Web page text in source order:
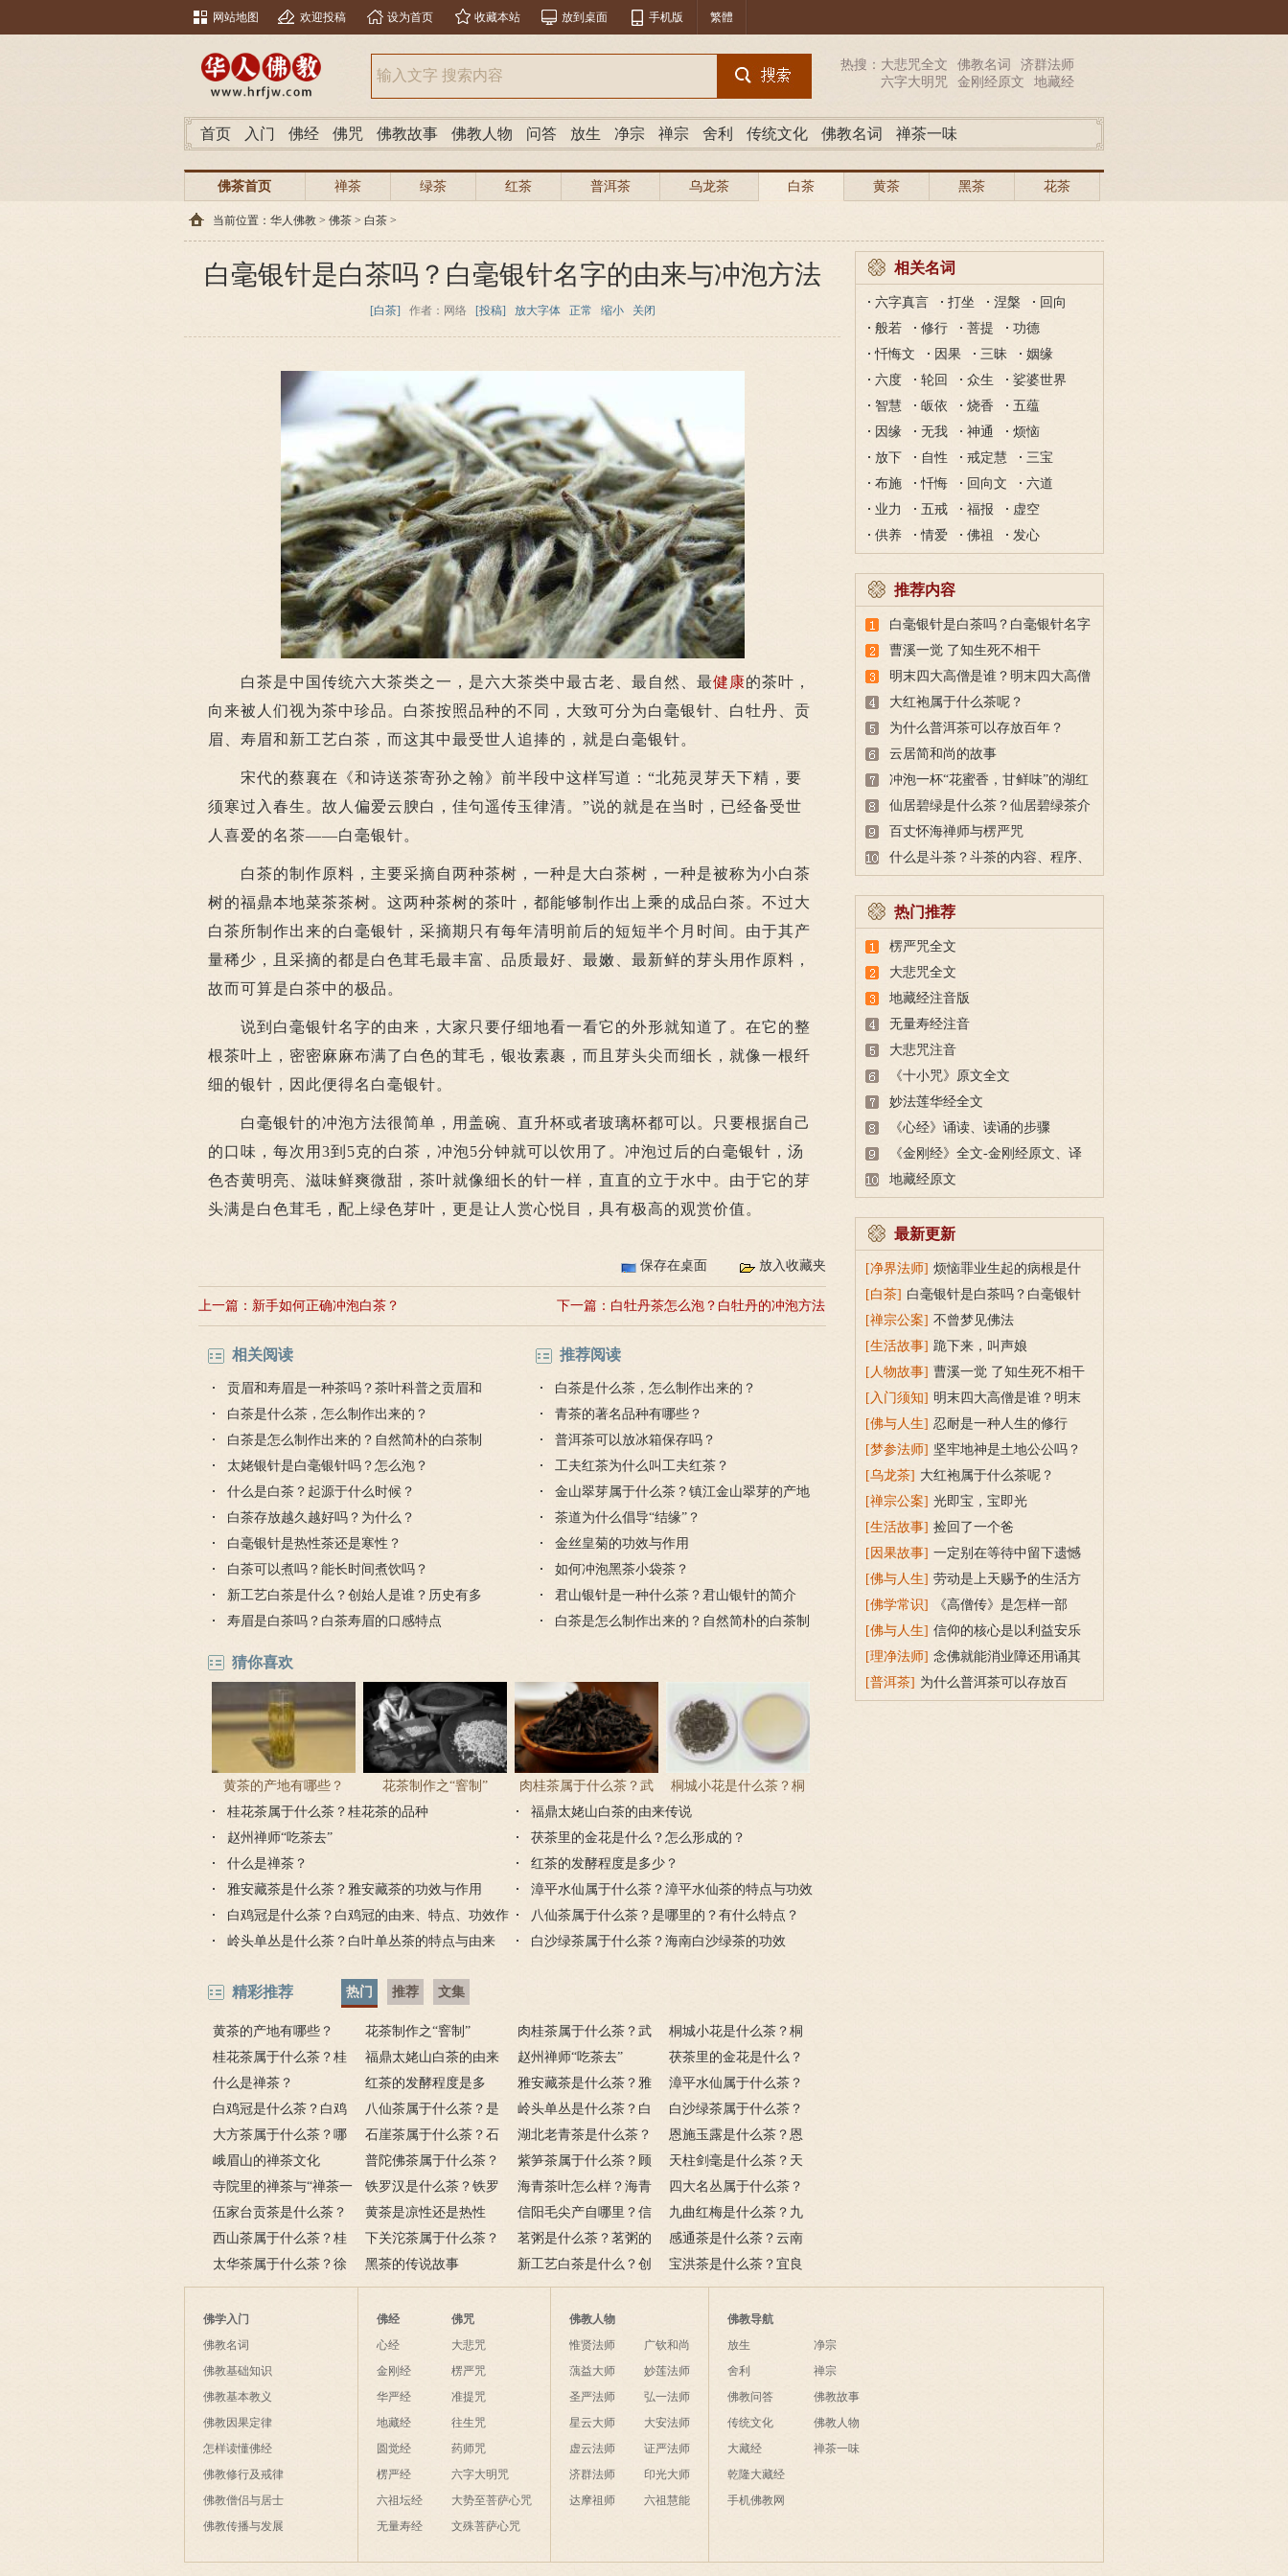
网站地图 欢迎投稿 设为首页 收藏本站 放到桌面 手机版 繁體
热搜： 大悲咒全文 佛教名词
济群法师
六字大明咒
金刚经原文 地藏经
首页 入门 佛经 佛咒 佛教故事 佛教人物 问答 放生 净宗 禅宗 舍利 传统文化 佛教名词 禅茶一味
佛茶首页 禅茶 绿茶 红茶 普洱茶 乌龙茶 白茶 黄茶 黑茶 花茶
当前位置： 华人佛教 > 佛茶 > 白茶 >
白毫银针是白茶吗？白毫银针名字的由来与冲泡方法
[白茶] 作者：网络 [投稿] 放大字体 正常 缩小 关闭
白茶是中国传统六大茶类之一，是六大茶类中最古老、最自然、最健康的茶叶，
向来被人们视为茶中珍品。白茶按照品种的不同，大致可分为白毫银针、白牡丹、贡
眉、寿眉和新工艺白茶，而这其中最受世人追捧的，就是白毫银针。
宋代的蔡襄在《和诗送茶寄孙之翰》前半段中这样写道：“北苑灵芽天下精，要
须寒过入春生。故人偏爱云腴白，佳句遥传玉律清。”说的就是在当时，已经备受世
人喜爱的名茶——白毫银针。
白茶的制作原料，主要采摘自两种茶树，一种是大白茶树，一种是被称为小白茶
树的福鼎本地菜茶茶树。这两种茶树的茶叶，都能够制作出上乘的成品白茶。不过大
白茶所制作出来的白毫银针，采摘期只有每年清明前后的短短半个月时间。由于其产
量稀少，且采摘的都是白色茸毛最丰富、品质最好、最嫩、最新鲜的芽头用作原料，
故而可算是白茶中的极品。
说到白毫银针名字的由来，大家只要仔细地看一看它的外形就知道了。在它的整
根茶叶上，密密麻麻布满了白色的茸毛，银妆素裹，而且芽头尖而细长，就像一根纤
细的银针，因此便得名白毫银针。
白毫银针的冲泡方法很简单，用盖碗、直升杯或者玻璃杯都可以。只要根据自己
的口味，每次用3到5克的白茶，冲泡5分钟就可以饮用了。冲泡过后的白毫银针，汤
色杏黄明亮、滋味鲜爽微甜，茶叶就像细长的针一样，直直的立于水中。由于它的芽
头满是白色茸毛，配上绿色芽叶，更是让人赏心悦目，具有极高的观赏价值。
保存在桌面 放入收藏夹
上一篇： 新手如何正确冲泡白茶？ 下一篇： 白牡丹茶怎么泡？白牡丹的冲泡方法
相关阅读
贡眉和寿眉是一种茶吗？茶叶科普之贡眉和
寿眉
白茶是什么茶，怎么制作出来的？
白茶是怎么制作出来的？自然简朴的白茶制
作技艺
太姥银针是白毫银针吗？怎么泡？
什么是白茶？起源于什么时候？
白茶存放越久越好吗？为什么？
白毫银针是热性茶还是寒性？
白茶可以煮吗？能长时间煮饮吗？
新工艺白茶是什么？创始人是谁？历史有多
久？
寿眉是白茶吗？白茶寿眉的口感特点
推荐阅读
白茶是什么茶，怎么制作出来的？
青茶的著名品种有哪些？
普洱茶可以放冰箱保存吗？
工夫红茶为什么叫工夫红茶？
金山翠芽属于什么茶？镇江金山翠芽的产地
与特点
茶道为什么倡导“结缘”？
金丝皇菊的功效与作用
如何冲泡黑茶小袋茶？
君山银针是一种什么茶？君山银针的简介
白茶是怎么制作出来的？自然简朴的白茶制
猜你喜欢
黄茶的产地有哪些？ 花茶制作之“窨制”
肉桂茶属于什么茶？武
夷肉桂茶是红茶吗？
桐城小花是什么茶？桐
城小花茶的特点与介绍
桂花茶属于什么茶？桂花茶的品种
福鼎太姥山白茶的由来传说
赵州禅师“吃茶去”
茯茶里的金花是什么？怎么形成的？
什么是禅茶？
红茶的发酵程度是多少？
雅安藏茶是什么茶？雅安藏茶的功效与作用
漳平水仙属于什么茶？漳平水仙茶的特点与功效
白鸡冠是什么茶？白鸡冠的由来、特点、功效作
用
八仙茶属于什么茶？是哪里的？有什么特点？
岭头单丛是什么茶？白叶单丛茶的特点与由来
白沙绿茶属于什么茶？海南白沙绿茶的功效
精彩推荐 热门 推荐 文集
黄茶的产地有哪些？ 花茶制作之“窨制”
肉桂茶属于什么茶？武
夷肉桂茶是红茶吗？
桐城小花是什么茶？桐
城小花茶的特点与介绍
桂花茶属于什么茶？桂
花茶的品种
福鼎太姥山白茶的由来
传说
赵州禅师“吃茶去”
茯茶里的金花是什么？
怎么形成的？
什么是禅茶？
红茶的发酵程度是多
少？
雅安藏茶是什么茶？雅
安藏茶的功效与作用
漳平水仙属于什么茶？
漳平水仙茶的特点与功
效
白鸡冠是什么茶？白鸡
冠的由来、特点、功效作
用
八仙茶属于什么茶？是
哪里的？有什么特点？
岭头单丛是什么茶？白
叶单丛茶的特点与由来
白沙绿茶属于什么茶？
海南白沙绿茶的功效
大方茶属于什么茶？哪
里产的？与龙井有什么区
别？
石崖茶属于什么茶？石
崖茶的功效与特点
湖北老青茶是什么茶？
羊楼洞川字茶的历史
恩施玉露是什么茶？恩
施玉露茶的由来与制作工
艺
峨眉山的禅茶文化
普陀佛茶属于什么茶？
普陀山佛茶的来历与特
点
紫笋茶属于什么茶？顾
渚紫笋的产地及介绍
天柱剑毫是什么茶？天
柱剑毫的功效与作用
寺院里的禅茶与“禅茶一
味”的境界
铁罗汉是什么茶？铁罗
汉的特点、功效与作用
海青茶叶怎么样？海青
茶的历史
四大名丛属于什么茶？
分别是哪四个？
伍家台贡茶是什么茶？
皇恩宠锡茶的来源介绍
黄茶是凉性还是热性
的？喝黄茶的好处
信阳毛尖产自哪里？信
阳毛尖的主要产地
九曲红梅是什么茶？九
曲红梅茶的产地与特点
西山茶属于什么茶？桂
平西山茶的特点与功效
下关沱茶属于什么茶？
下关沱茶的功效与作用
茗粥是什么茶？茗粥的
意思
感通茶是什么茶？云南
大理感通茶介绍
太华茶属于什么茶？徐
霞客与太华茶
黑茶的传说故事
新工艺白茶是什么？创
始人是谁？历史有多
宝洪茶是什么茶？宜良
宝洪茶的特点与功效
相关名词
六字真言 打坐 涅槃
回向
般若
修行 菩提
功德
忏悔文
因果 三昧
姻缘
六度
轮回 众生
娑婆世界
智慧
皈依 烧香
五蕴
因缘
无我 神通
烦恼
放下
自性 戒定慧
三宝
布施
忏悔 回向文
六道
业力
五戒 福报
虚空
供养
情爱 佛祖 发心
推荐内容
白毫银针是白茶吗？白毫银针名字
的由来与冲泡方法
曹溪一觉 了知生死不相干
明末四大高僧是谁？明末四大高僧
简介
大红袍属于什么茶呢？
为什么普洱茶可以存放百年？
云居简和尚的故事
冲泡一杯“花蜜香，甘鲜味”的湖红
仙居碧绿是什么茶？仙居碧绿茶介
绍
百丈怀海禅师与楞严咒
什么是斗茶？斗茶的内容、程序、
热门推荐
楞严咒全文
大悲咒全文
地藏经注音版
无量寿经注音
大悲咒注音
《十小咒》原文全文
妙法莲华经全文
《心经》诵读、读诵的步骤
《金刚经》全文-金刚经原文、译
文及释意
地藏经原文
最新更新
[净界法师] 烦恼罪业生起的病根是什
么？
[白茶] 白毫银针是白茶吗？白毫银针
名字的由来与冲泡方法
[禅宗公案] 不曾梦见佛法
[生活故事] 跪下来，叫声娘
[人物故事] 曹溪一觉 了知生死不相干
[入门须知] 明末四大高僧是谁？明末
四大高僧简介
[佛与人生] 忍耐是一种人生的修行
[梦参法师] 坚牢地神是土地公公吗？
为什么护地藏菩萨？
[乌龙茶] 大红袍属于什么茶呢？
[禅宗公案] 光即宝，宝即光
[生活故事] 捡回了一个爸
[因果故事] 一定别在等待中留下遗憾
[佛与人生] 劳动是上天赐予的生活方
式
[佛学常识]
《高僧传》是怎样一部
书？
[佛与人生] 信仰的核心是以利益安乐
众生
[理净法师] 念佛就能消业障还用诵其
他经、咒吗？哪个法门好？
[普洱茶] 为什么普洱茶可以存放百
佛学入门
佛教名词
佛教基础知识
佛教基本教义
佛教因果定律
怎样读懂佛经
佛教修行及戒律
佛教僧侣与居士
佛教传播与发展
佛经
心经
金刚经
华严经
地藏经
圆觉经
楞严经
六祖坛经
无量寿经
佛咒
大悲咒
楞严咒
准提咒
往生咒
药师咒
六字大明咒
大势至菩萨心咒
文殊菩萨心咒
佛教人物
惟贤法师
蕅益大师
圣严法师
星云大师
虚云法师
济群法师
达摩祖师
广钦和尚
妙莲法师
弘一法师
大安法师
证严法师
印光大师
六祖慧能
佛教导航
放生
舍利
佛教问答
传统文化
大藏经
乾隆大藏经
手机佛教网
净宗
禅宗
佛教故事
佛教人物
禅茶一味